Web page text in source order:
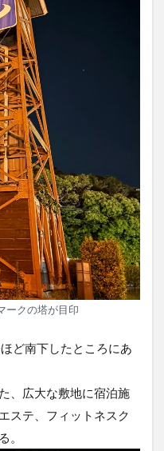
ークの塔が目印
ど南下したところにあ
、広大な敷地に宿泊施
ステ、フィットネスク
。